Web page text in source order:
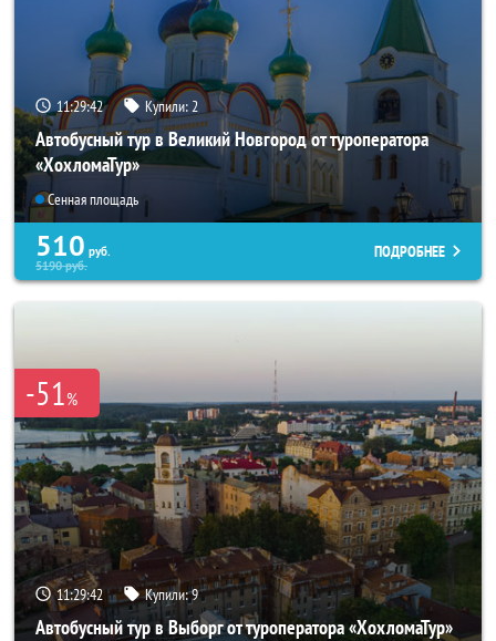
11:29:40 Купили: 2
Автобусный тур в Великий Новгород от туроператора
«ХохломаТур»
Сенная площадь
510 руб.
5190руб.
ПОДРОБНЕЕ
-51%
11:29:40 Купили:9
Автобусный тур в Выборг от туроператора «ХохломаТур»